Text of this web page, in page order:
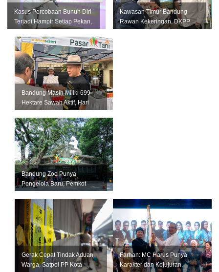
Kasus Percobaan Bunuh Diri
Terjadi Hampir Setiap Pekan,
Pemkot Bandung Perkuat L...
Kawasan Timur Bandung
Rawan Kekeringan, DKPP
Perkuat Mitigasi untuk
Bandung Masih Miliki 699
Hektare Sawah Aktif, Hari
Krida Pertanian Jadi
Momentum...
Bandung Zoo Punya
Pengelola Baru, Pemkot
Bandung Siapkan Perizinan
dan Transisi ...
Gerak Cepat Tindak Aduan
Warga, Satpol PP Kota
Farhan: MC Harus Punya
Karakter dan Kejujuran,